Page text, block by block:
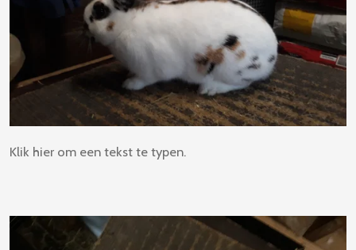
Klik hier om een tekst te typen.